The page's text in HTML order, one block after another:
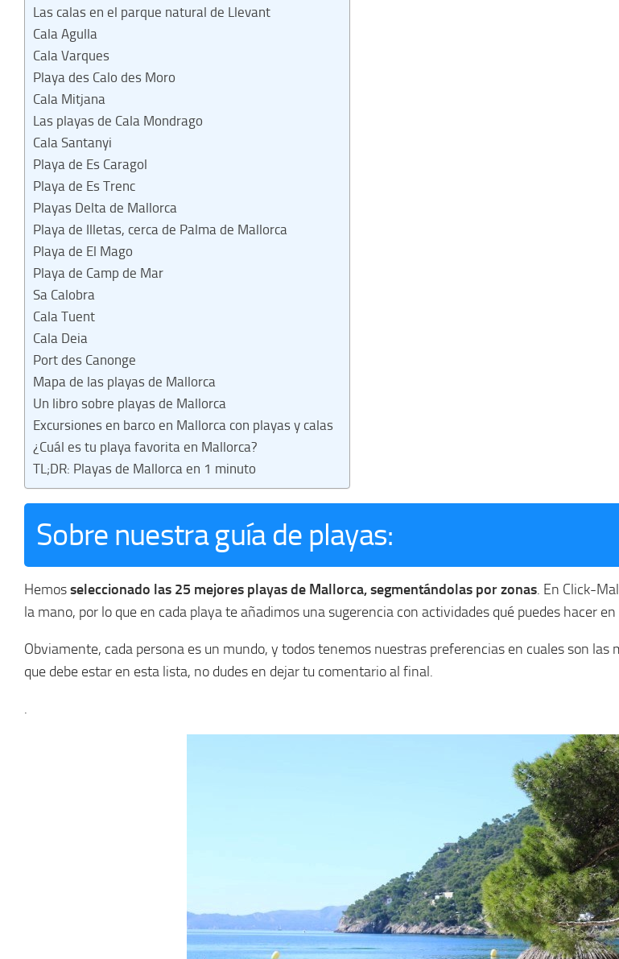
Las calas en el parque natural de Llevant
Cala Agulla
Cala Varques
Playa des Calo des Moro
Cala Mitjana
Las playas de Cala Mondrago
Cala Santanyi
Playa de Es Caragol
Playa de Es Trenc
Playas Delta de Mallorca
Playa de Illetas, cerca de Palma de Mallorca
Playa de El Mago
Playa de Camp de Mar
Sa Calobra
Cala Tuent
Cala Deia
Port des Canonge
Mapa de las playas de Mallorca
Un libro sobre playas de Mallorca
Excursiones en barco en Mallorca con playas y calas
¿Cuál es tu playa favorita en Mallorca?
TL;DR: Playas de Mallorca en 1 minuto
Sobre nuestra guía de playas:
Hemosseleccionado las 25 mejores playas de Mallorca, segmentándolas por zonas. En Click-
la mano, por lo que en cada playa te añadimos una sugerencia con actividades qué puedes hacer
Obviamente, cada persona es un mundo, y todos tenemos nuestras preferencias en cuales son
que debe estar en esta lista, no dudes en dejar tu comentario al final.
.